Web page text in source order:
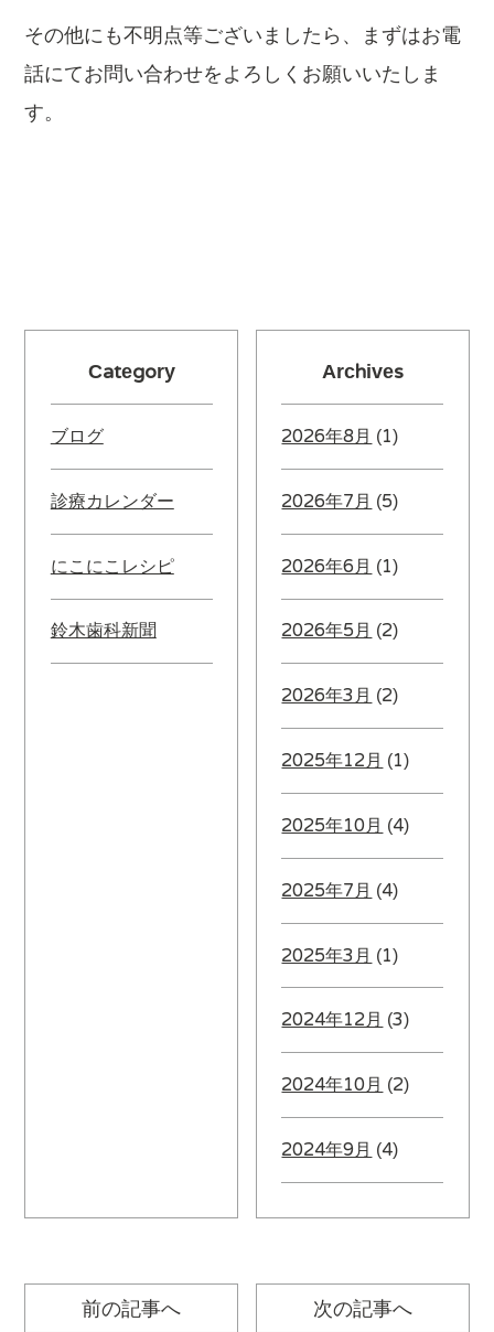
その他にも不明点等ございましたら、まずはお電
話にてお問い合わせをよろしくお願いいたしま
す。
Category
ブログ
診療カレンダー
にこにこレシピ
鈴木歯科新聞
Archives
2026年8月 (1)
2026年7月 (5)
2026年6月 (1)
2026年5月 (2)
2026年3月 (2)
2025年12月 (1)
2025年10月 (4)
2025年7月 (4)
2025年3月 (1)
2024年12月 (3)
2024年10月 (2)
2024年9月 (4)
前の記事へ 次の記事へ